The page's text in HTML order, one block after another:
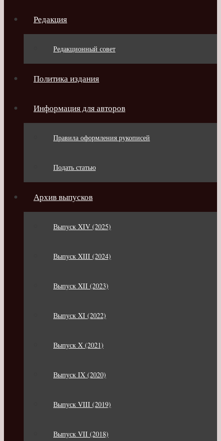
Редакция
Редакционный совет
Политика издания
Информация для авторов
Правила оформления рукописей
Подать статью
Архив выпусков
Выпуск XIV (2025)
Выпуск XIII (2024)
Выпуск XII (2023)
Выпуск XI (2022)
Выпуск X (2021)
Выпуск IX (2020)
Выпуск VIII (2019)
Выпуск VII (2018)